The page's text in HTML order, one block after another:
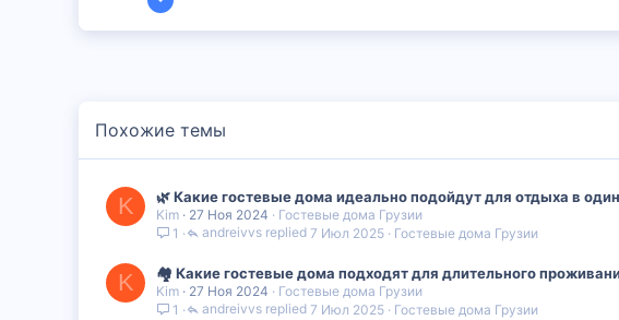
Похожие темы
K 🌿 Какие гостевые дома идеально подойдут для отдыха в
Kim 27 Ноя 2024
Гостевые дома Грузии
1
Гостевые дома Грузии
7 Июл 2025
andreivvs
K 🏘️ Какие гостевые дома подходят для длительного
Kim 27 Ноя 2024
Гостевые дома Грузии
1
Гостевые дома Грузии
7 Июл 2025
andreivvs